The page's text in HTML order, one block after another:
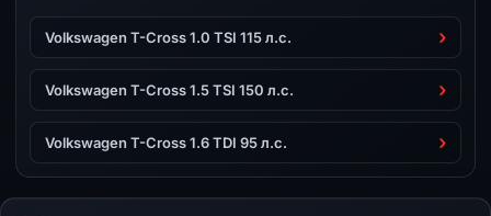
Volkswagen T-Cross 1.0 TSI 115 л.с.
Volkswagen T-Cross 1.5 TSI 150 л.с.
Volkswagen T-Cross 1.6 TDI 95 л.с.